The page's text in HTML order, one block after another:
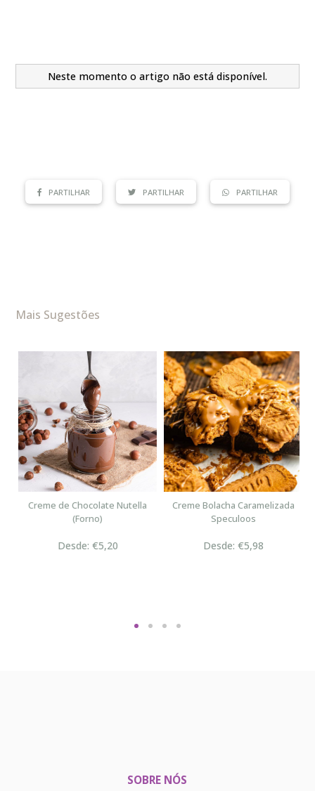
Neste momento o artigo não está disponível.
PARTILHAR PARTILHAR PARTILHAR
Mais Sugestões
Creme de Chocolate Nutella
(Forno)
Desde: €5,20
Creme Bolacha Caramelizada
Speculoos
Desde: €5,98
SOBRE NÓS